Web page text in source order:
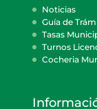
Noticias
Guía de
Tasas
Turnos
Cocheria